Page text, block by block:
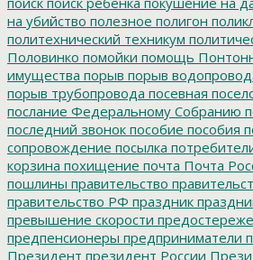
на убийство полезное полигон
политехнический техникум
Половинко помойки помощь
имущества порыв порыв
порыв трубопровода посевная
послание Федеральному Собранию
последний звонок пособие пособия
сопровождение посылка
корзина похищение почта Почта
пошлины правительство
правительство РФ праздник
превышение скорости
предпенсионеры предприниматели
Президент президент России